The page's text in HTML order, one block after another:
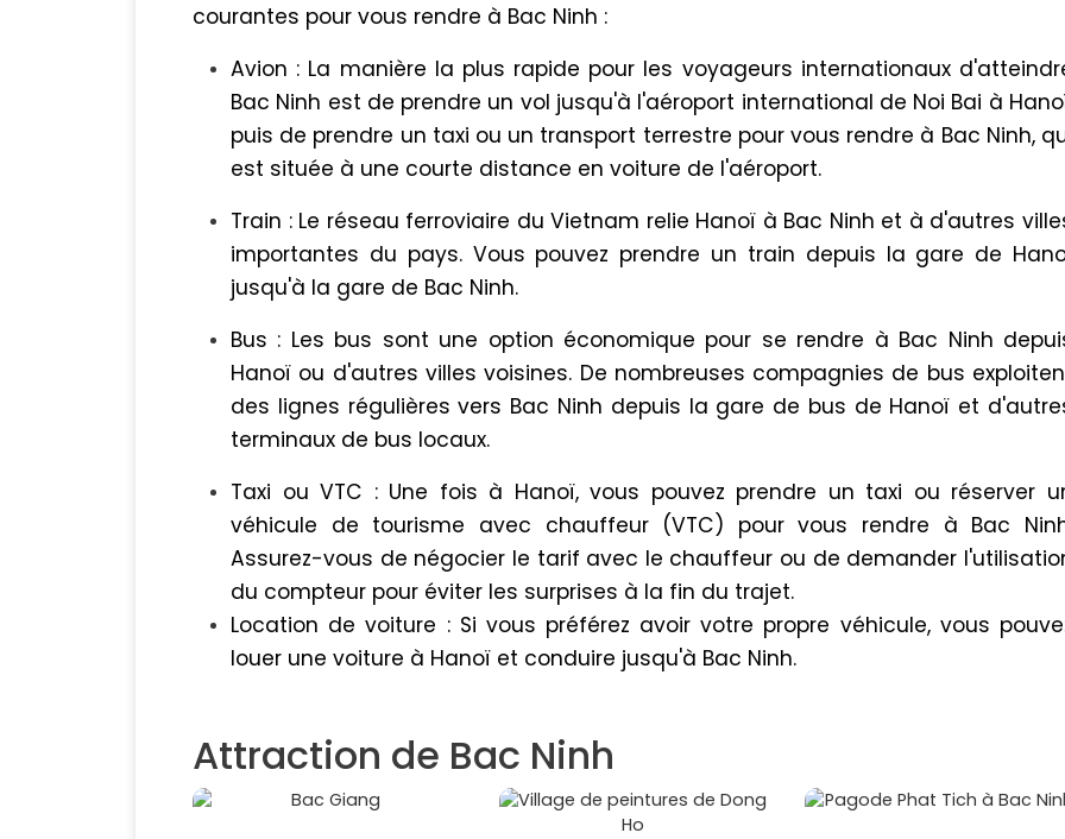
courantes pour vous rendre à Bac Ninh :
Avion : La manière la plus rapide pour les voyageurs internationaux
Bac Ninh est de prendre un vol jusqu'à l'aéroport international de Noi Bai à
puis de prendre un taxi ou un transport terrestre pour vous rendre à Bac Ninh,
est située à une courte distance en voiture de l'aéroport.
Train : Le réseau ferroviaire du Vietnam relie Hanoï à Bac Ninh et à d'autres
importantes du pays. Vous pouvez prendre un train depuis la gare de
jusqu'à la gare de Bac Ninh.
Bus : Les bus sont une option économique pour se rendre à Bac Ninh
Hanoï ou d'autres villes voisines. De nombreuses compagnies de bus
des lignes régulières vers Bac Ninh depuis la gare de bus de Hanoï et
terminaux de bus locaux.
Taxi ou VTC : Une fois à Hanoï, vous pouvez prendre un taxi ou réserver
véhicule de tourisme avec chauffeur (VTC) pour vous rendre à Bac
Assurez-vous de négocier le tarif avec le chauffeur ou de demander
du compteur pour éviter les surprises à la fin du trajet.
Location de voiture : Si vous préférez avoir votre propre véhicule, vous
louer une voiture à Hanoï et conduire jusqu'à Bac Ninh.
Attraction de Bac Ninh